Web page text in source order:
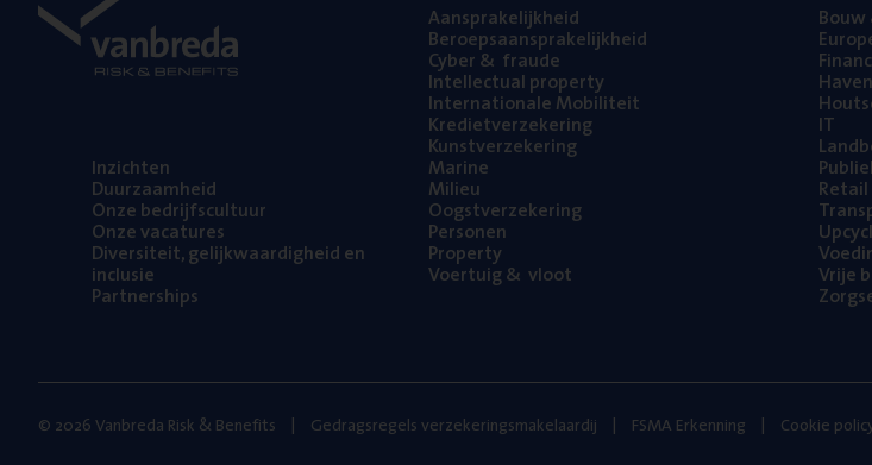
Inzich­ten
Duur­zaam­heid
Onze bedrijfs­cul­tuur
Onze vaca­tu­res
Diver­si­teit, gelijk­waar­dig­heid en
inclusie
Part­ner­ships
Aan­spra­ke­lijk­heid
Beroeps­aan­spra­ke­lijk­heid
Cyber& fraude
Intel­lec­tu­al property
Inter­na­ti­o­na­le Mobiliteit
Kre­diet­ver­ze­ke­ring
Kunst­ver­ze­ke­ring
Mari­ne
Mili­eu
Oogst­ver­ze­ke­ring
Per­so­nen
Pro­per­ty
Voer­tuig& vloot
Bouw
Haven
IT
Retail
Vrije
© 2026 Vanbreda Risk & Benefits Gedragsregels verzekeringsmakelaardij FSMA Erkenning Cookie